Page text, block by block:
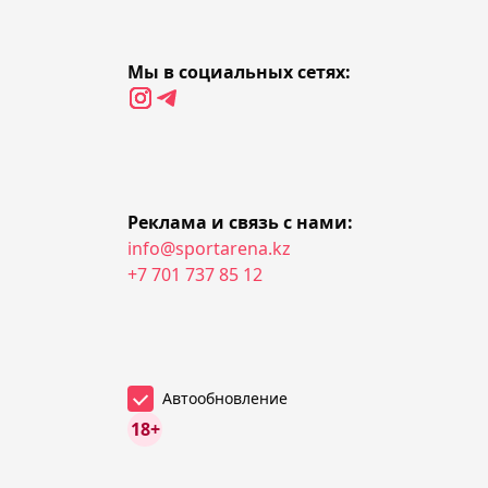
Руководство "Астаны"
08:36, Сегодня
Стал известен состав
08:09, Сегодня
07:51, Сегодня
Мы в социальных сетях:
Реклама и связь с нами:
info@sportarena.kz
+7 701 737 85 12
Автообновление
18+